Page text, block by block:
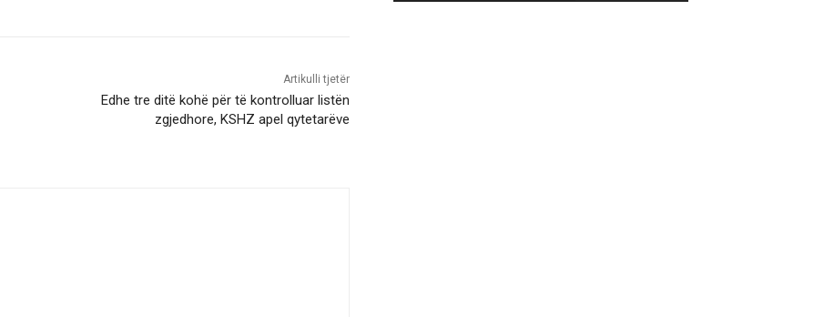
Artikulli tjetër
Edhe tre ditë kohë për të kontrolluar listën
zgjedhore, KSHZ apel qytetarëve